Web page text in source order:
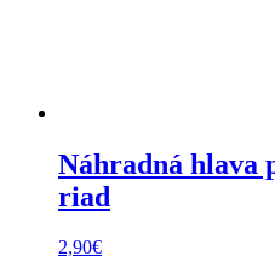
Náhradná hlava
riad
2,90€